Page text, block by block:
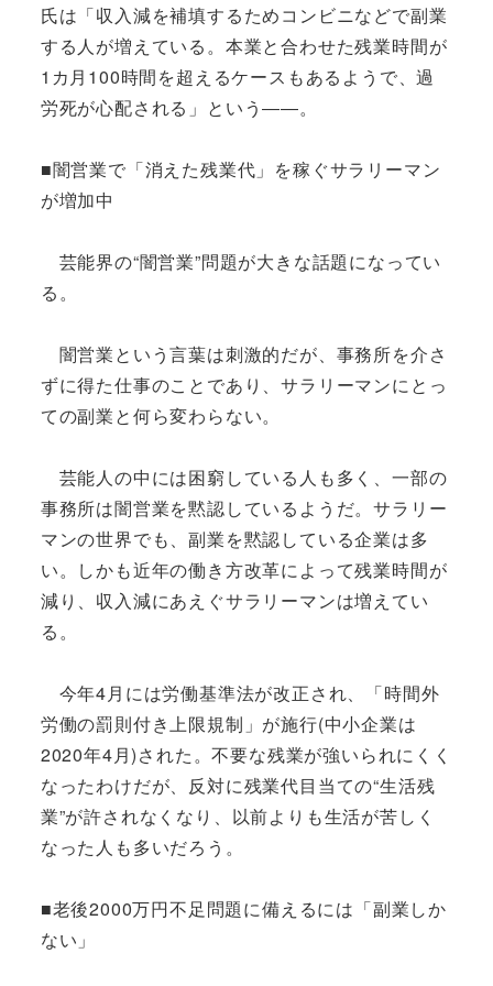
氏は「収入減を補填するためコンビニなどで副業
する人が増えている。本業と合わせた残業時間が
1カ月100時間を超えるケースもあるようで、過
労死が心配される」という――。
■闇営業で「消えた残業代」を稼ぐサラリーマン
が増加中
芸能界の“闇営業”問題が大きな話題になってい
る。
闇営業という言葉は刺激的だが、事務所を介さ
ずに得た仕事のことであり、サラリーマンにとっ
ての副業と何ら変わらない。
芸能人の中には困窮している人も多く、一部の
事務所は闇営業を黙認しているようだ。サラリー
マンの世界でも、副業を黙認している企業は多
い。しかも近年の働き方改革によって残業時間が
減り、収入減にあえぐサラリーマンは増えてい
る。
今年4月には労働基準法が改正され、「時間外
労働の罰則付き上限規制」が施行(中小企業は
2020年4月)された。不要な残業が強いられにくく
なったわけだが、反対に残業代目当ての“生活残
業”が許されなくなり、以前よりも生活が苦しく
なった人も多いだろう。
■老後2000万円不足問題に備えるには「副業しか
ない」